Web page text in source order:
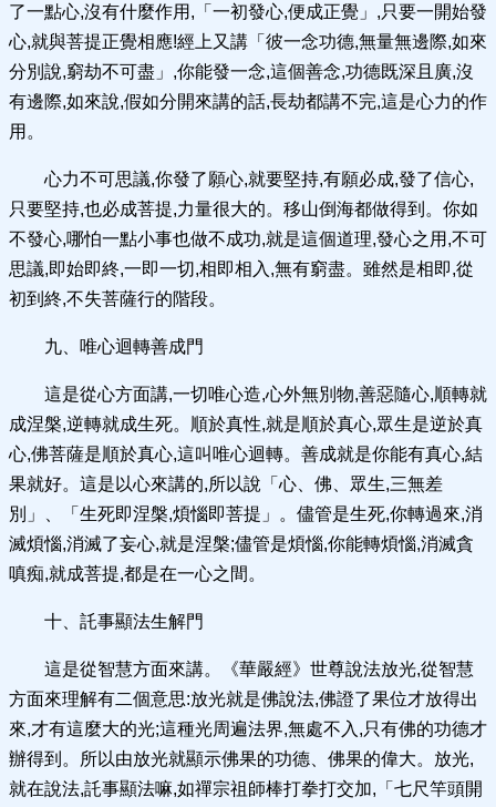
了一點心,沒有什麼作用,「一初發心,便成正覺」,只要一開始發
心,就與菩提正覺相應!經上又講「彼一念功德,無量無邊際,如來
分別說,窮劫不可盡」,你能發一念,這個善念,功德既深且廣,沒
有邊際,如來說,假如分開來講的話,長劫都講不完,這是心力的作
用。
心力不可思議,你發了願心,就要堅持,有願必成,發了信心,
只要堅持,也必成菩提,力量很大的。移山倒海都做得到。你如
不發心,哪怕一點小事也做不成功,就是這個道理,發心之用,不可
思議,即始即終,一即一切,相即相入,無有窮盡。雖然是相即,從
初到終,不失菩薩行的階段。
九、唯心迴轉善成門
這是從心方面講,一切唯心造,心外無別物,善惡隨心,順轉就
成涅槃,逆轉就成生死。順於真性,就是順於真心,眾生是逆於真
心,佛菩薩是順於真心,這叫唯心迴轉。善成就是你能有真心,結
果就好。這是以心來講的,所以說「心、佛、眾生,三無差
別」、「生死即涅槃,煩惱即菩提」。儘管是生死,你轉過來,消
滅煩惱,消滅了妄心,就是涅槃;儘管是煩惱,你能轉煩惱,消滅貪
嗔痴,就成菩提,都是在一心之間。
十、託事顯法生解門
這是從智慧方面來講。《華嚴經》世尊說法放光,從智慧
方面來理解有二個意思:放光就是佛說法,佛證了果位才放得出
來,才有這麼大的光;這種光周遍法界,無處不入,只有佛的功德才
辦得到。所以由放光就顯示佛果的功德、佛果的偉大。放光,
就在說法,託事顯法嘛,如禪宗祖師棒打拳打交加,「七尺竿頭開